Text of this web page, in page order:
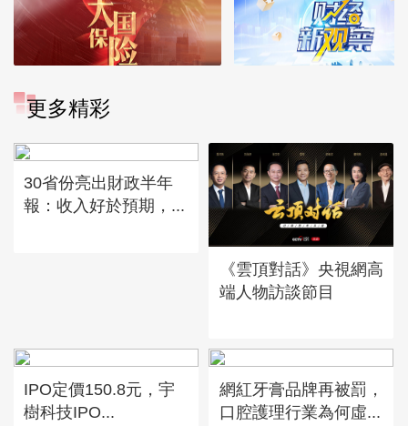
更多精彩
30省份亮出財政半年
報：收入好於預期，...
《雲頂對話》央視網高
端人物訪談節目
IPO定價150.8元，宇
樹科技IPO...
網紅牙膏品牌再被罰，
口腔護理行業為何虛...